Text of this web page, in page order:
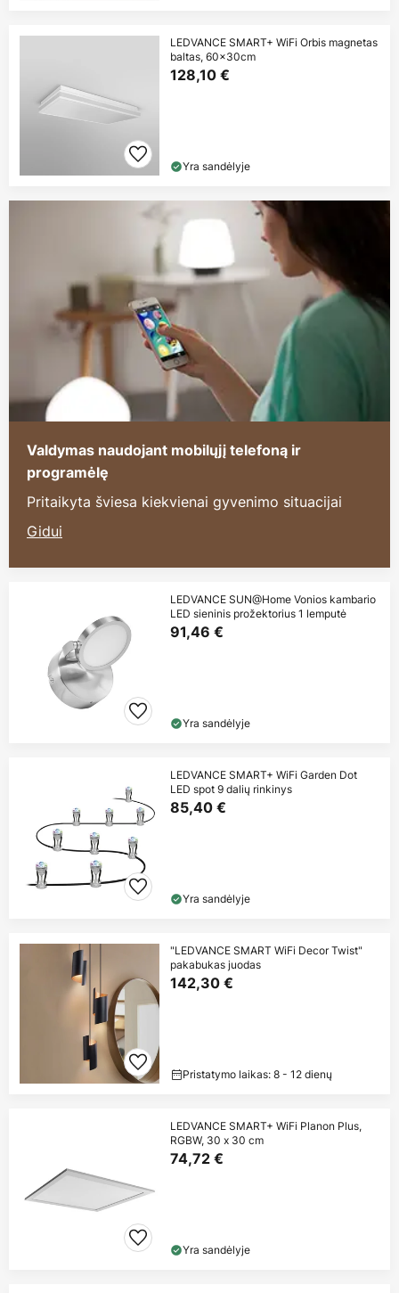
LEDVANCE SMART+ WiFi Orbis magnetas
baltas, 60x30cm
128,10 €
Yra sandėlyje
Valdymas naudojant mobilųjį telefoną ir
programėlę
Pritaikyta šviesa kiekvienai gyvenimo situacijai
Gidui
LEDVANCE SUN@Home Vonios kambario
LED sieninis prožektorius 1 lemputė
91,46 €
Yra sandėlyje
LEDVANCE SMART+ WiFi Garden Dot
LED spot 9 dalių rinkinys
85,40 €
Yra sandėlyje
"LEDVANCE SMART WiFi Decor Twist"
pakabukas juodas
142,30 €
Pristatymo laikas: 8 - 12 dienų
LEDVANCE SMART+ WiFi Planon Plus,
RGBW, 30 x 30 cm
74,72 €
Yra sandėlyje